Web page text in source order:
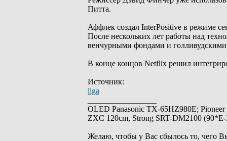
Питта.
Аффлек создал InterPositive в режиме
После нескольких лет работы над
венчурными фондами и
В конце концов Netflix решил
Источник:
liga
OLED Panasonic TX-65HZ980E;
ZXC 120cm, Strong SRT-DM2100
Желаю, чтобы у Вас сбылось то, чего